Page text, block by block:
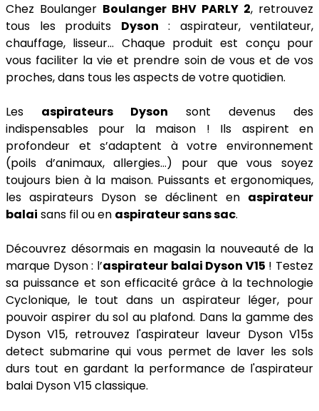
Chez Boulanger Boulanger BHV PARLY 2, retrouvez
tous les produits Dyson : aspirateur, ventilateur,
chauffage, lisseur... Chaque produit est conçu pour
vous faciliter la vie et prendre soin de vous et de vos
proches, dans tous les aspects de votre quotidien.
Les aspirateurs Dyson sont devenus des
indispensables pour la maison ! Ils aspirent en
profondeur et s’adaptent à votre environnement
(poils d’animaux, allergies…) pour que vous soyez
toujours bien à la maison. Puissants et ergonomiques,
les aspirateurs Dyson se déclinent en aspirateur
balai sans fil ou en aspirateur sans sac.
Découvrez désormais en magasin la nouveauté de la
marque Dyson : l’aspirateur balai Dyson V15 ! Testez
sa puissance et son efficacité grâce à la technologie
Cyclonique, le tout dans un aspirateur léger, pour
pouvoir aspirer du sol au plafond. Dans la gamme des
Dyson V15, retrouvez l'aspirateur laveur Dyson V15s
detect submarine qui vous permet de laver les sols
durs tout en gardant la performance de l'aspirateur
balai Dyson V15 classique.